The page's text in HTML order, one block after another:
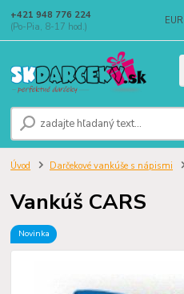
EUR
+421 948 776 224
(Po-Pia, 8-17 hod.)
Úvod Darčekové vankúše s nápismi
Vankúš CARS
Novinka